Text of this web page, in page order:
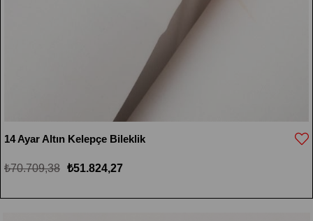
14 Ayar Altın Kelepçe Bileklik
₺51.824,27
₺70.709,38